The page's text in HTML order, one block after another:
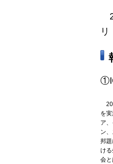
リ
を
ア
ン
邦
け
会